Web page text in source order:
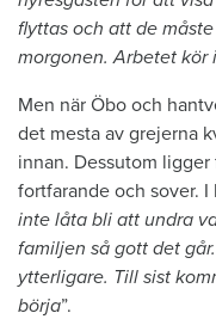
flyttas och att de
morgonen. Arbetet kör
Men när Öbo och
det mesta av grejerna
innan. Dessutom
fortfarande och sover.
inte låta bli att undra
familjen så gott det
ytterligare. Till sist
börja”.